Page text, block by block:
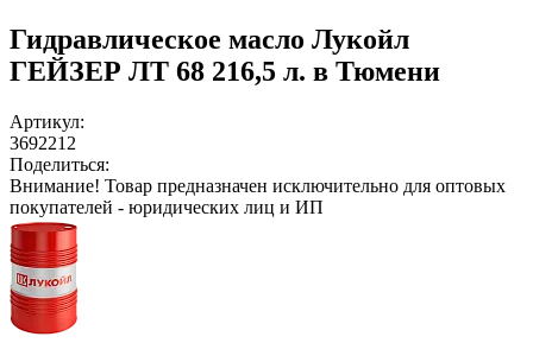
Гидравлическое масло Лукойл
ГЕЙЗЕР ЛТ 68 216,5 л. в Тюмени
Артикул:
3692212
Поделиться:
Внимание! Товар предназначен исключительно для оптовых
покупателей - юридических лиц и ИП